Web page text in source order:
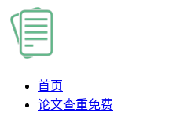
首页
论文查重免费